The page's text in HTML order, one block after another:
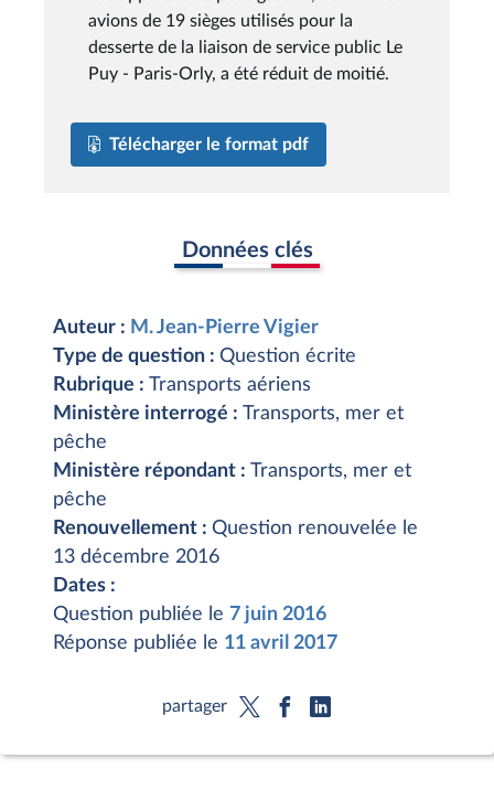
avions de 19 sièges utilisés pour la
desserte de la liaison de service public Le
Puy - Paris-Orly, a été réduit de moitié.
Télécharger le format pdf
Données clés
Auteur : M. Jean-Pierre Vigier
Type de question : Question écrite
Rubrique : Transports aériens
Ministère interrogé : Transports, mer et
pêche
Ministère répondant : Transports, mer et
pêche
Renouvellement : Question renouvelée le
13 décembre 2016
Dates :
Question publiée le 7 juin 2016
Réponse publiée le 11 avril 2017
partager